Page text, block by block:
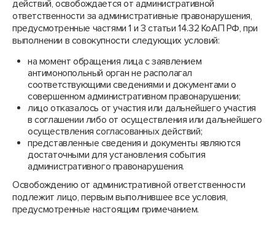
действий, освобождается от административной
ответственности за административные правонарушения,
предусмотренные частями 1 и 3 статьи 14.32 КоАП РФ, при
выполнении в совокупности следующих условий:
на момент обращения лица с заявлением
антимонопольный орган не располагал
соответствующими сведениями и документами о
совершенном административном правонарушении;
лицо отказалось от участия или дальнейшего участия
в соглашении либо от осуществления или дальнейшего
осуществления согласованных действий;
представленные сведения и документы являются
достаточными для установления события
административного правонарушения.
Освобождению от административной ответственности
подлежит лицо, первым выполнившее все условия,
предусмотренные настоящим примечанием.